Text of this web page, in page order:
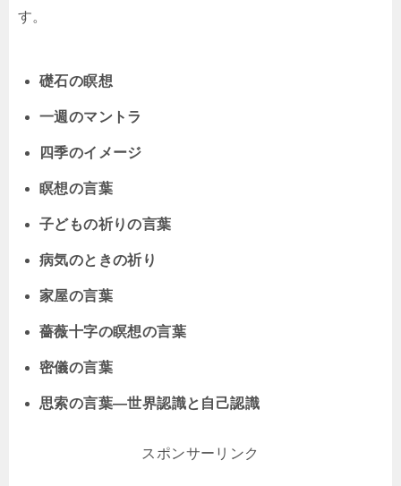
す。
礎石の瞑想
一週のマントラ
四季のイメージ
瞑想の言葉
子どもの祈りの言葉
病気のときの祈り
家屋の言葉
薔薇十字の瞑想の言葉
密儀の言葉
思索の言葉―世界認識と自己認識
スポンサーリンク